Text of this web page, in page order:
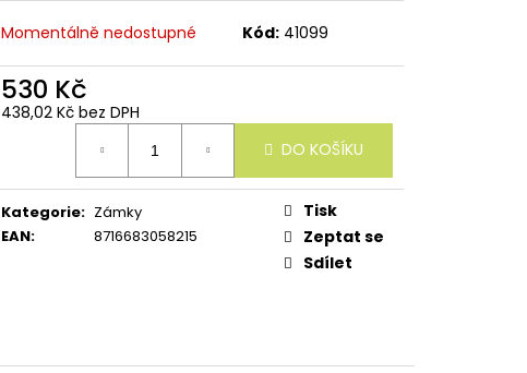
Momentálně nedostupné Kód: 41099
530 Kč
438,02 Kč bez DPH
DO KOŠÍKU
Kategorie: Zámky
EAN: 8716683058215
Tisk
Zeptat se
Sdílet